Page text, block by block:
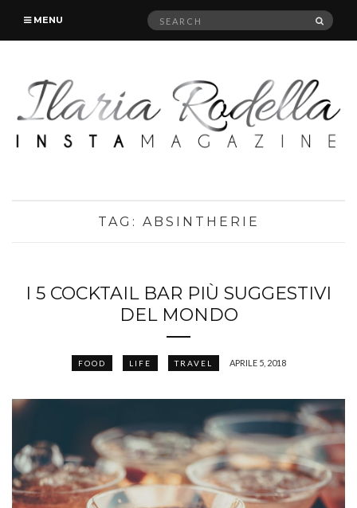
MENU
Search
TAG: ABSINTHERIE
I 5 COCKTAIL BAR PIÙ SUGGESTIVI
DEL MONDO
FOOD LIFE TRAVEL APRILE 5, 2018